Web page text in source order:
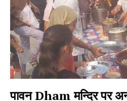
पावन Dham मन्दिर पर